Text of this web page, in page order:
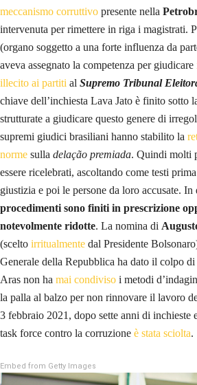
meccanismo corruttivo presente nella
intervenuta per rimettere in riga i magistrati.
(organo soggetto a una forte influenza da
aveva assegnato la competenza per giudicare
illecito ai partiti al Supremo Tribunal
chiave dell’inchiesta Lava Jato è finito sotto
strutturate a giudicare questo genere di
supremi giudici brasiliani hanno stabilito la
norme sulla delação premiada. Quindi molti
essere ricelebrati, ascoltando come testi
giustizia e poi le persone da loro accusate. In
procedimenti sono finiti in prescrizione
notevolmente ridotte. La nomina di
(scelto irritualmente dal Presidente
Generale della Repubblica ha dato il colpo
Aras non ha mai condiviso i metodi
la palla al balzo per non rinnovare il lavoro
3 febbraio 2021, dopo sette anni di inchieste
task force contro la corruzione è stata sciolta.
Embed from Getty Images